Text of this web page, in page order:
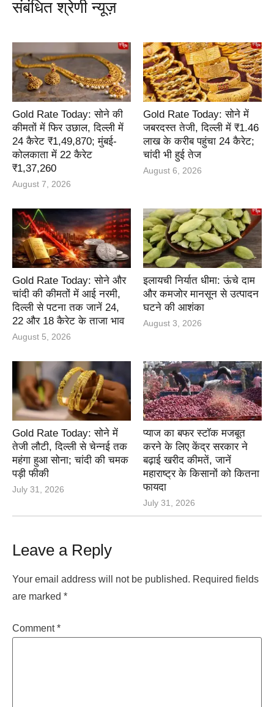
संबंधित श्रेणी न्यूज़
Gold Rate Today: सोने की
कीमतों में फिर उछाल, दिल्ली में
24 कैरेट ₹1,49,870; मुंबई-
कोलकाता में 22 कैरेट
₹1,37,260
August 7, 2026
Gold Rate Today: सोने में
जबरदस्त तेजी, दिल्ली में ₹1.46
लाख के करीब पहुंचा 24 कैरेट;
चांदी भी हुई तेज
August 6, 2026
Gold Rate Today: सोने और
चांदी की कीमतों में आई नरमी,
दिल्ली से पटना तक जानें 24,
22 और 18 कैरेट के ताजा भाव
August 5, 2026
इलायची निर्यात धीमा: ऊंचे दाम
और कमजोर मानसून से उत्पादन
घटने की आशंका
August 3, 2026
Gold Rate Today: सोने में
तेजी लौटी, दिल्ली से चेन्नई तक
महंगा हुआ सोना; चांदी की चमक
पड़ी फीकी
July 31, 2026
प्याज का बफर स्टॉक मजबूत
करने के लिए केंद्र सरकार ने
बढ़ाई खरीद कीमतें, जानें
महाराष्ट्र के किसानों को कितना
फायदा
July 31, 2026
Leave a Reply
Your email address will not be published. Required fields
are marked *
Comment*